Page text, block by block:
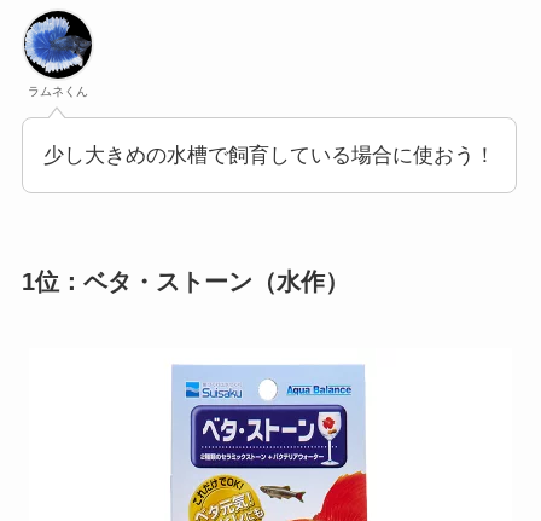
ラムネくん
少し大きめの水槽で飼育している場合に使おう！
1位：ベタ・ストーン（水作）